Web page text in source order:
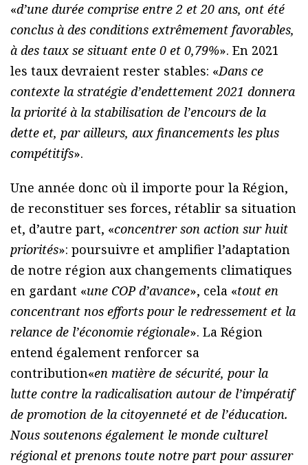
«d’une durée comprise entre 2 et 20 ans, ont été
conclus à des conditions extrêmement favorables,
à des taux se situant ente 0 et 0,79%». En 2021
les taux devraient rester stables: «Dans ce
contexte la stratégie d’endettement 2021 donnera
la priorité à la stabilisation de l’encours de la
dette et, par ailleurs, aux financements les plus
compétitifs».
Une année donc où il importe pour la Région,
de reconstituer ses forces, rétablir sa situation
et, d’autre part, «concentrer son action sur huit
priorités»: poursuivre et amplifier l’adaptation
de notre région aux changements climatiques
en gardant «une COP d’avance», cela «tout en
concentrant nos efforts pour le redressement et la
relance de l’économie régionale». La Région
entend également renforcer sa
contribution«en matière de sécurité, pour la
lutte contre la radicalisation autour de l’impératif
de promotion de la citoyenneté et de l’éducation.
Nous soutenons également le monde culturel
régional et prenons toute notre part pour assurer